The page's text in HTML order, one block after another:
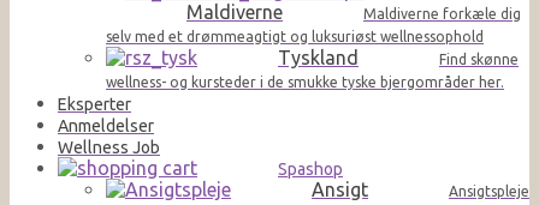
Maldiverne
Maldiverne forkæle dig
selv med et drømmeagtigt og luksuriøst wellnessophold
Tyskland
Find skønne
wellness- og kursteder i de smukke tyske bjergområder her.
Eksperter
Anmeldelser
Wellness Job
Spashop
Ansigt
Ansigtspleje